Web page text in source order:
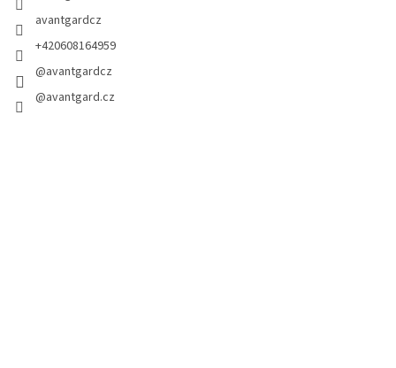
avantgardcz
+420608164959
@avantgardcz
@avantgard.cz